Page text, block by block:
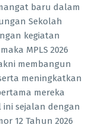
baru dalam
Sekolah
kegiatan
MPLS 2026
membangun
meningkatkan
mereka
sejalan dengan
12 Tahun 2026